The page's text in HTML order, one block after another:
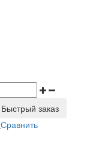
Быстрый заказ
Сравнить